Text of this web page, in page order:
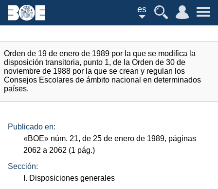
es
Orden de 19 de enero de 1989 por la que se modifica la
disposición transitoria, punto 1, de la Orden de 30 de
noviembre de 1988 por la que se crean y regulan los
Consejos Escolares de ámbito nacional en determinados
países.
Publicado en:
«BOE» núm. 21, de 25 de enero de 1989, páginas
2062 a 2062 (1 pág.)
Sección:
I. Disposiciones generales